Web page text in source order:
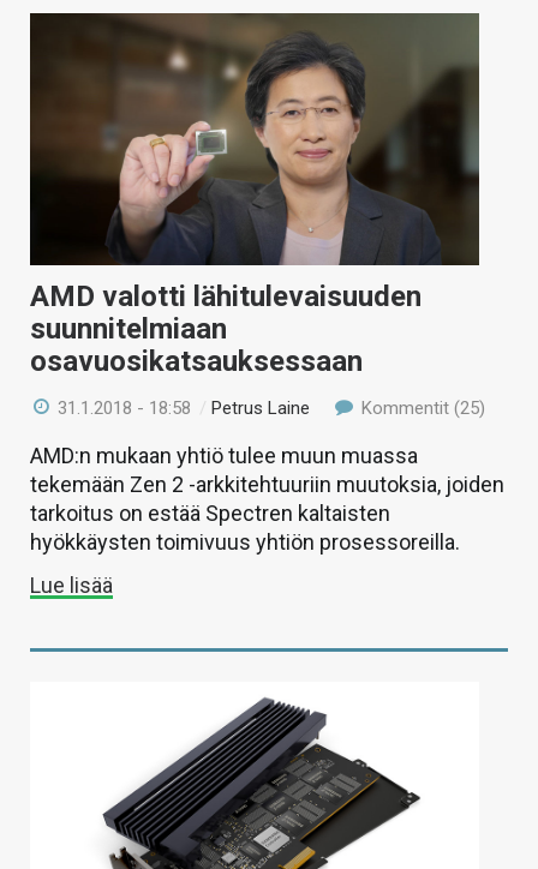
AMD valotti lähitulevaisuuden
suunnitelmiaan
osavuosikatsauksessaan
31.1.2018 - 18:58 / Petrus Laine Kommentit (25)
AMD:n mukaan yhtiö tulee muun muassa
tekemään Zen 2 -arkkitehtuuriin muutoksia, joiden
tarkoitus on estää Spectren kaltaisten
hyökkäysten toimivuus yhtiön prosessoreilla.
Lue lisää